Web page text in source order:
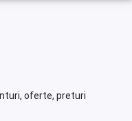
oferte, preturi